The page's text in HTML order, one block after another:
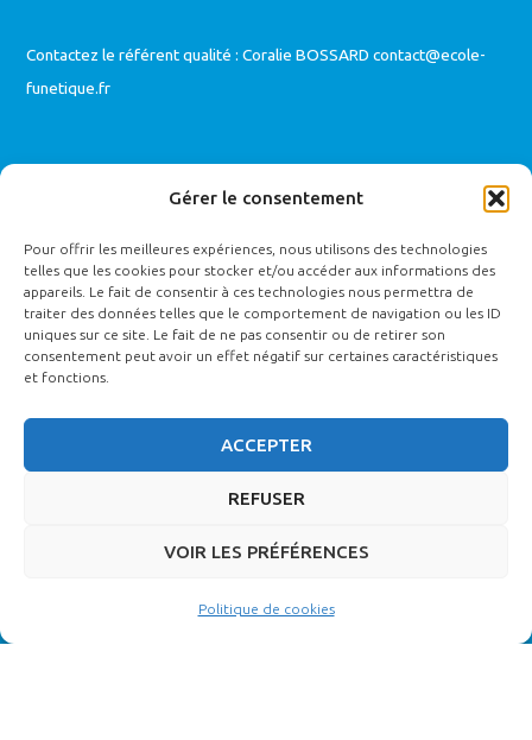
Gérer le consentement
Pour offrir les meilleures expériences, nous utilisons des technologies
telles que les cookies pour stocker et/ou accéder aux informations des
appareils. Le fait de consentir à ces technologies nous permettra de
traiter des données telles que le comportement de navigation ou les ID
uniques sur ce site. Le fait de ne pas consentir ou de retirer son
consentement peut avoir un effet négatif sur certaines caractéristiques
et fonctions.
ACCEPTER
REFUSER
VOIR LES PRÉFÉRENCES
Politique de cookies
Contactez le référent qualité : Coralie BOSSARDcontact@ecole-
funetique.fr
Par téléphone : 02 51 37 28 88
Par mail :contact@ecole-funétique.fr